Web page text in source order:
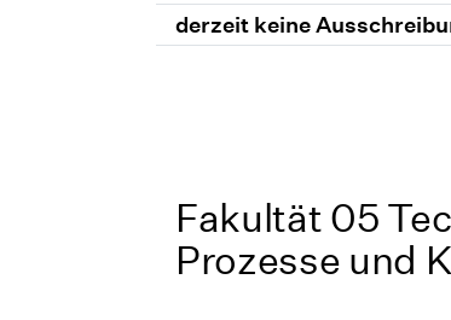
derzeit keine
Fakultät 05
Prozesse und